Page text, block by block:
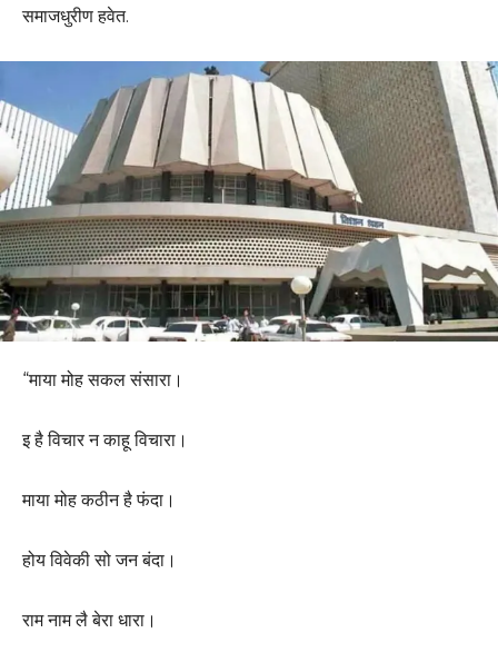
समाजधुरीण हवेत.
“माया मोह सकल संसारा।
इ है विचार न काहू विचारा।
माया मोह कठीन है फंदा।
होय विवेकी सो जन बंदा।
राम नाम लै बेरा धारा।